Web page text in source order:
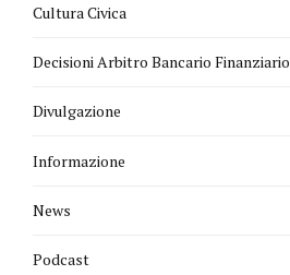
Cultura Civica
Decisioni Arbitro Bancario Finanziario
Divulgazione
Informazione
News
Podcast